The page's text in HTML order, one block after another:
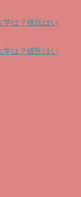
学は？彼氏はい
学は？彼氏はい